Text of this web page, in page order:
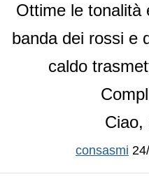
Ottime le tonalità
banda dei rossi e
caldo
Ciao,
consasmi